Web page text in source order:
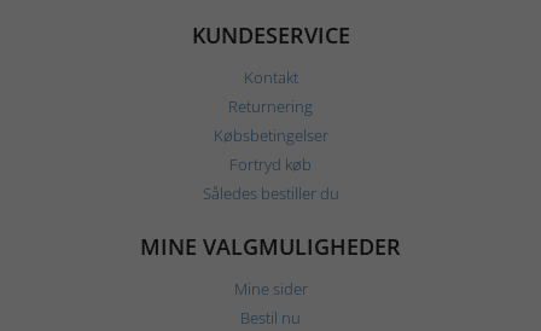
KUNDESERVICE
Kontakt
Returnering
Købsbetingelser
Fortryd køb
Således bestiller du
MINE VALGMULIGHEDER
Mine sider
Bestil nu